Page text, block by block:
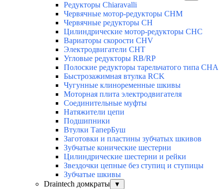
Редукторы Chiaravalli
Червячные мотор-редукторы CHM
Червячные редукторы CH
Цилиндрические мотор-редукторы CHC
Вариаторы скорости CHV
Электродвигатели CHT
Угловые редукторы RB/RP
Полоские редукторы тарельчатого типа CHA
Быстрозажимная втулка RCK
Чугунные клиноременные шкивы
Моторная плита электродвигателя
Соединительные муфты
Натяжители цепи
Подшипники
Втулки ТаперБуш
Заготовки и пластины зубчатых шкивов
Зубчатые конические шестерни
Цилиндрические шестерни и рейки
Звездочки цепные без ступиц и ступицы
Зубчатые шкивы
Draintech домкраты
▼